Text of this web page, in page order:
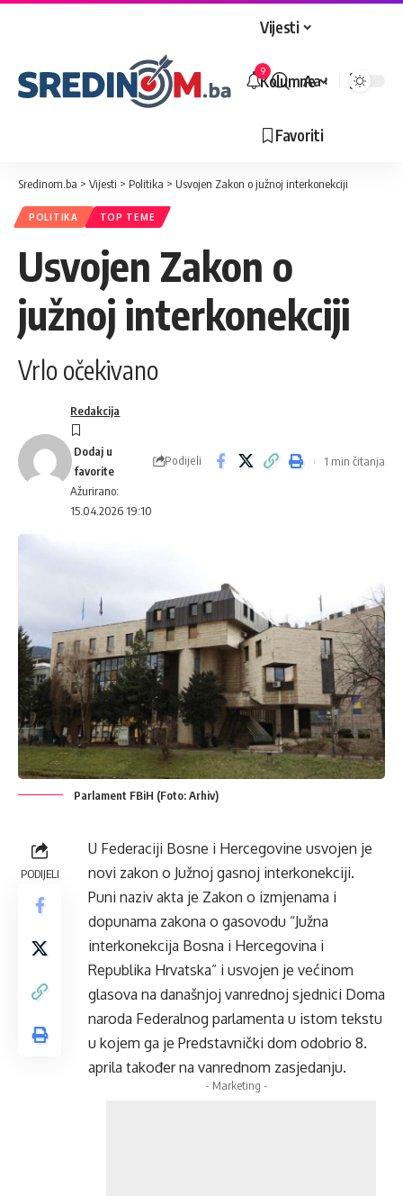
Vijesti
Kolumne
Favoriti
9
Veličina
Aa
Sredinom.ba > Vijesti > Politika > Usvojen Zakon o južnoj interkonekciji
POLITIKA TOP TEME
Usvojen Zakon o
južnoj interkonekciji
Vrlo očekivano
Ažurirano:
15.04.2026 19:10
Redakcija
Podijeli 1 min čitanja
Parlament FBiH (Foto: Arhiv)
PODIJELI
U Federaciji Bosne i Hercegovine usvojen je
novi zakon o Južnoj gasnoj interkonekciji.
Puni naziv akta je Zakon o izmjenama i
dopunama zakona o gasovodu “Južna
interkonekcija Bosna i Hercegovina i
Republika Hrvatska” i usvojen je većinom
glasova na današnjoj vanrednoj sjednici Doma
naroda Federalnog parlamenta u istom tekstu
u kojem ga je Predstavnički dom odobrio 8.
aprila također na vanrednom zasjedanju.
- Marketing -